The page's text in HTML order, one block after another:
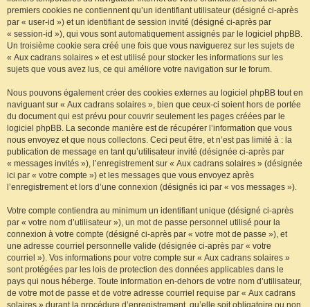
premiers cookies ne contiennent qu’un identifiant utilisateur (désigné ci-après
par « user-id ») et un identifiant de session invité (désigné ci-après par
« session-id »), qui vous sont automatiquement assignés par le logiciel phpBB.
Un troisième cookie sera créé une fois que vous naviguerez sur les sujets de
« Aux cadrans solaires » et est utilisé pour stocker les informations sur les
sujets que vous avez lus, ce qui améliore votre navigation sur le forum.
Nous pouvons également créer des cookies externes au logiciel phpBB tout en
naviguant sur « Aux cadrans solaires », bien que ceux-ci soient hors de portée
du document qui est prévu pour couvrir seulement les pages créées par le
logiciel phpBB. La seconde manière est de récupérer l’information que vous
nous envoyez et que nous collectons. Ceci peut être, et n’est pas limité à : la
publication de message en tant qu’utilisateur invité (désignée ci-après par
« messages invités »), l’enregistrement sur « Aux cadrans solaires » (désignée
ici par « votre compte ») et les messages que vous envoyez après
l’enregistrement et lors d’une connexion (désignés ici par « vos messages »).
Votre compte contiendra au minimum un identifiant unique (désigné ci-après
par « votre nom d’utilisateur »), un mot de passe personnel utilisé pour la
connexion à votre compte (désigné ci-après par « votre mot de passe »), et
une adresse courriel personnelle valide (désignée ci-après par « votre
courriel »). Vos informations pour votre compte sur « Aux cadrans solaires »
sont protégées par les lois de protection des données applicables dans le
pays qui nous héberge. Toute information en-dehors de votre nom d’utilisateur,
de votre mot de passe et de votre adresse courriel requise par « Aux cadrans